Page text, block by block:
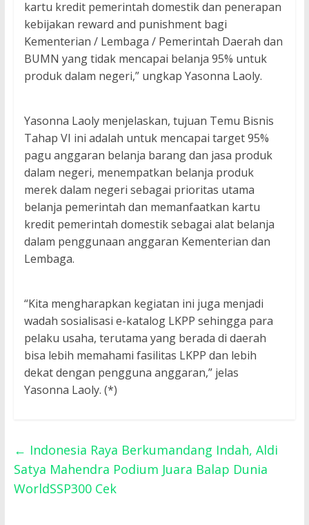
kartu kredit pemerintah domestik dan penerapan
kebijakan reward and punishment bagi
Kementerian / Lembaga / Pemerintah Daerah dan
BUMN yang tidak mencapai belanja 95% untuk
produk dalam negeri,” ungkap Yasonna Laoly.
Yasonna Laoly menjelaskan, tujuan Temu Bisnis
Tahap VI ini adalah untuk mencapai target 95%
pagu anggaran belanja barang dan jasa produk
dalam negeri, menempatkan belanja produk
merek dalam negeri sebagai prioritas utama
belanja pemerintah dan memanfaatkan kartu
kredit pemerintah domestik sebagai alat belanja
dalam penggunaan anggaran Kementerian dan
Lembaga.
“Kita mengharapkan kegiatan ini juga menjadi
wadah sosialisasi e-katalog LKPP sehingga para
pelaku usaha, terutama yang berada di daerah
bisa lebih memahami fasilitas LKPP dan lebih
dekat dengan pengguna anggaran,” jelas
Yasonna Laoly. (*)
← Indonesia Raya Berkumandang Indah, Aldi
Satya Mahendra Podium Juara Balap Dunia
WorldSSP300 Cek